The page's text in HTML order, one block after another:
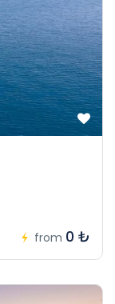
from 0 ₺